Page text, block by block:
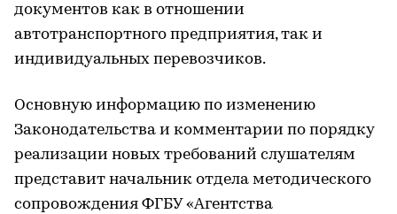
документов как в отношении
автотранспортного предприятия, так и
индивидуальных перевозчиков.
Основную информацию по изменению
Законодательства и комментарии по порядку
реализации новых требований слушателям
представит начальник отдела методического
сопровождения ФГБУ «Агентства